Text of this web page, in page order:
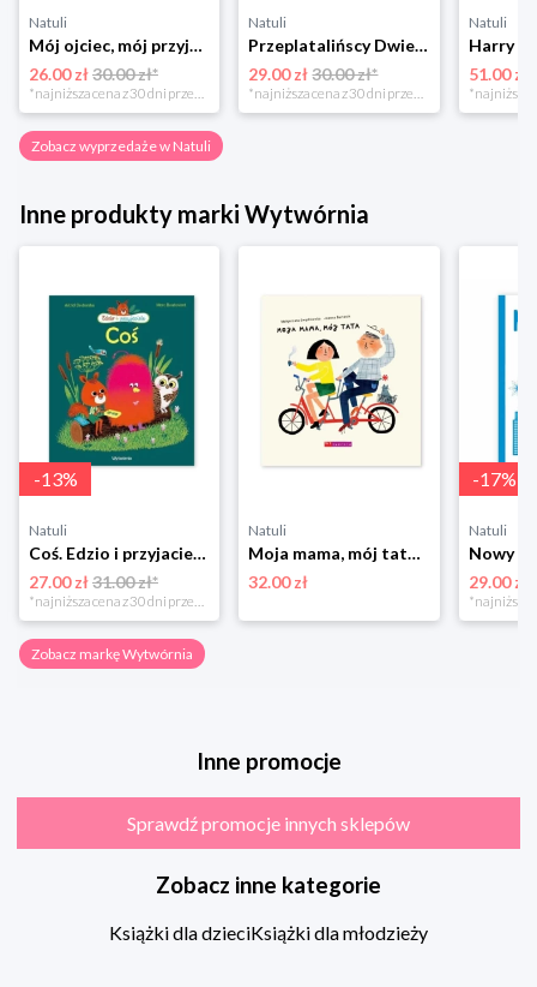
Natuli
Mój ojciec, mój przyjaciel Element
26.00 zł30.00 zł*
*najniższa cena z 30 dni przed obniżką
Natuli
Przeplatalińscy Dwie siostry
29.00 zł 30.00 zł*
*najniższa cena z 30 dni przed obniżką
Natuli
51.00 zł
Zobacz wyprzedaże w Natuli
Inne produkty marki Wytwórnia
-13%
Natuli
Coś. Edzio i przyjaciele Wytwórnia
27.00 zł31.00 zł*
Natuli
Moja mama, mój tata Wytwórnia
32.00 zł
-17%
Natuli
29.00 zł
Zobacz markę Wytwórnia
Inne promocje
Sprawdź promocje innych sklepów
Zobacz inne kategorie
Książki dla dzieciKsiążki dla młodzieży